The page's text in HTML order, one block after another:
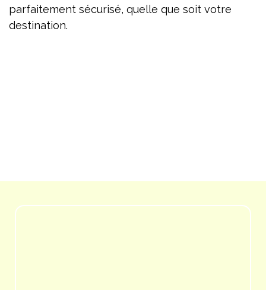
parfaitement sécurisé, quelle que soit votre
destination.